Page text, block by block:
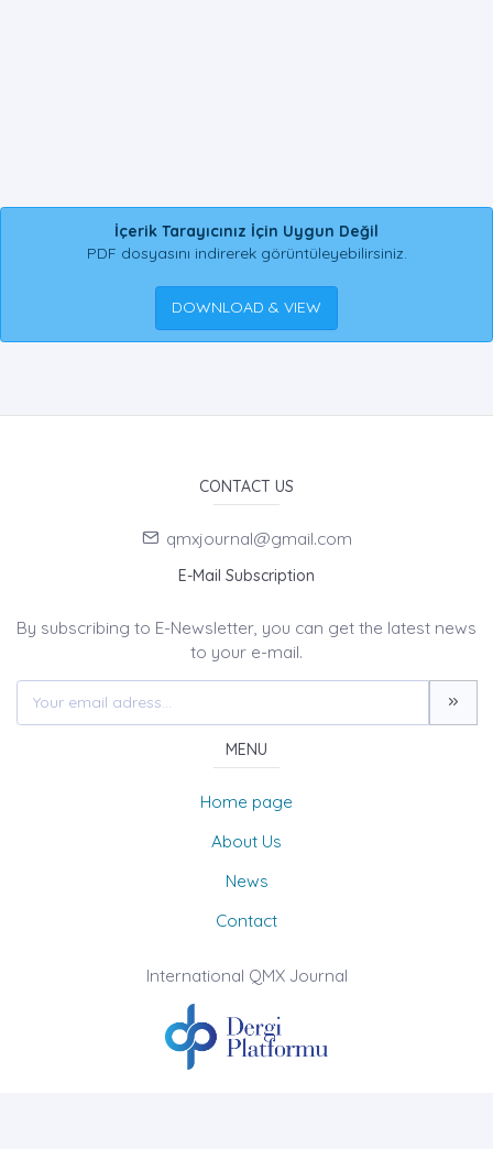
İçerik Tarayıcınız İçin Uygun Değil
PDF dosyasını indirerek görüntüleyebilirsiniz.
DOWNLOAD & VIEW
CONTACT US
qmxjournal@gmail.com
E-Mail Subscription
By subscribing to E-Newsletter, you can get the latest news
to your e-mail.
MENU
Home page
About Us
News
Contact
International QMX Journal